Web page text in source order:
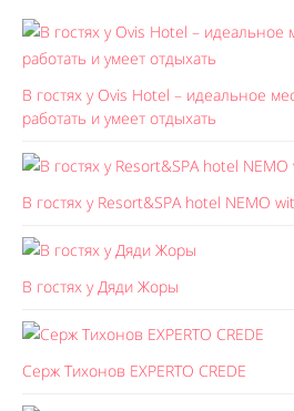
В гостях у Ovis Hotel – идеальное
работать и умеет отдыхать
В гостях у Resort&SPA hotel NEMO
В гостях у Дяди Жоры
Серж Тихонов EXPERTO CREDE